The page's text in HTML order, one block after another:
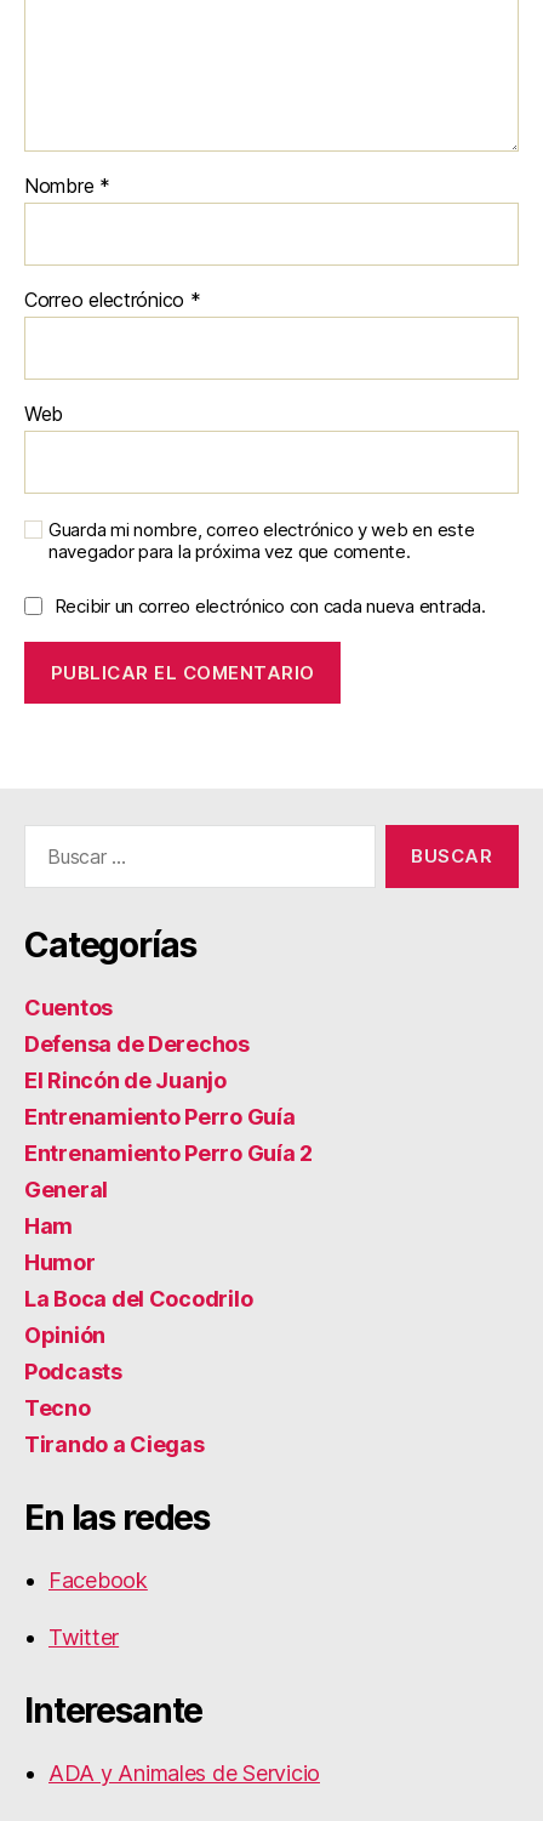
Nombre *
Correo electrónico *
Web
Guarda mi nombre, correo electrónico y web en este
navegador para la próxima vez que comente.
Recibir un correo electrónico con cada nueva entrada.
Categorías
Cuentos
Defensa de Derechos
El Rincón de Juanjo
Entrenamiento Perro Guía
Entrenamiento Perro Guía 2
General
Ham
Humor
La Boca del Cocodrilo
Opinión
Podcasts
Tecno
Tirando a Ciegas
En las redes
Facebook
Twitter
Interesante
ADA y Animales de Servicio